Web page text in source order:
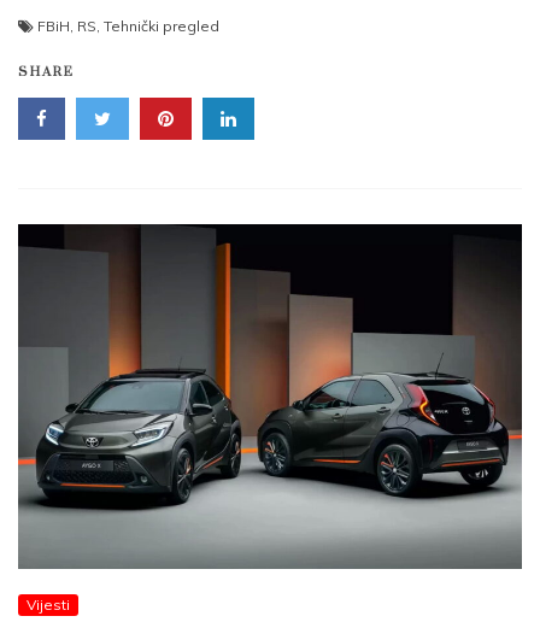
FBiH RS Tehnički pregled
SHARE
Vijesti